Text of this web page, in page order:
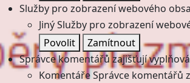
Služby pro zobrazení webového
JinýSlužby pro zobrazení
Povolit
Zamítnout
Správce komentářů zajišťují
KomentářeSprávce komentářů